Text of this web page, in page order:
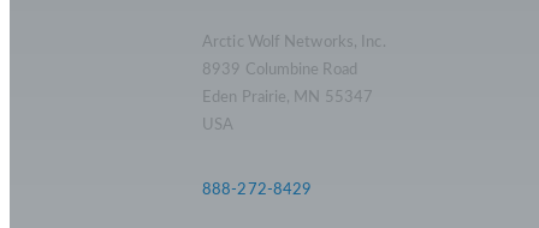
Arctic Wolf Networks, Inc.
8939 Columbine Road
Eden Prairie, MN 55347
USA
888-272-8429